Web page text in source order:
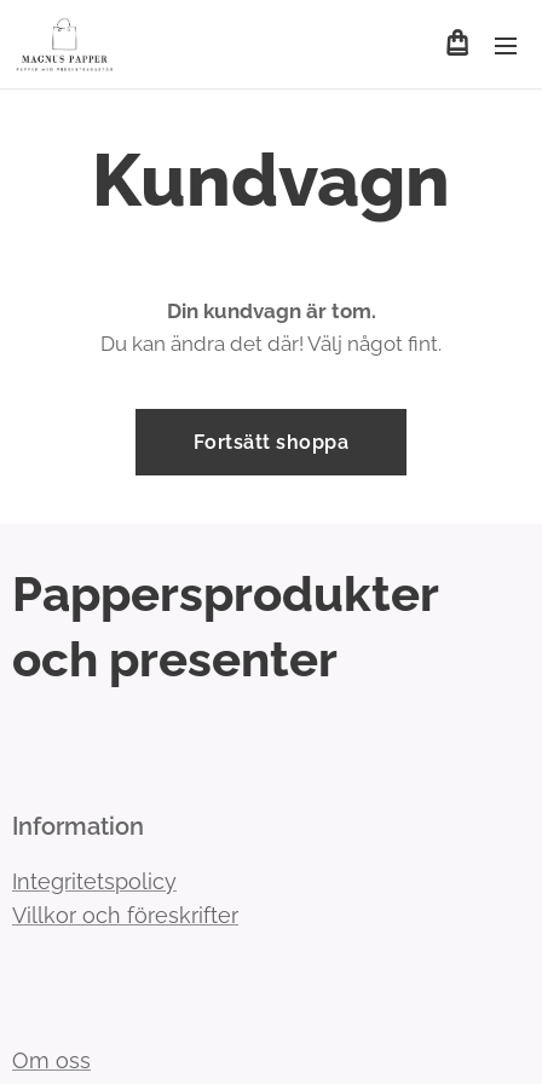
Kundvagn
Din kundvagn är tom.
Du kan ändra det där! Välj något fint.
Fortsätt shoppa
Pappersprodukter
och presenter
Information
Integritetspolicy
Villkor och föreskrifter
Om oss